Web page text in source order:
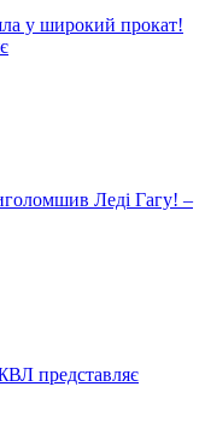
у широкий прокат!
Леді Гагу! –
представляє